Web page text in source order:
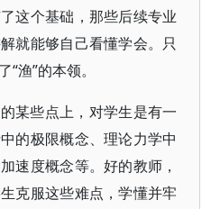
这个基础，那些后续专业
就能够自己看懂学会。只
渔”的本领。
某些点上，对学生是有一
的极限概念、理论力学中
速度概念等。好的教师，
克服这些难点，学懂并牢